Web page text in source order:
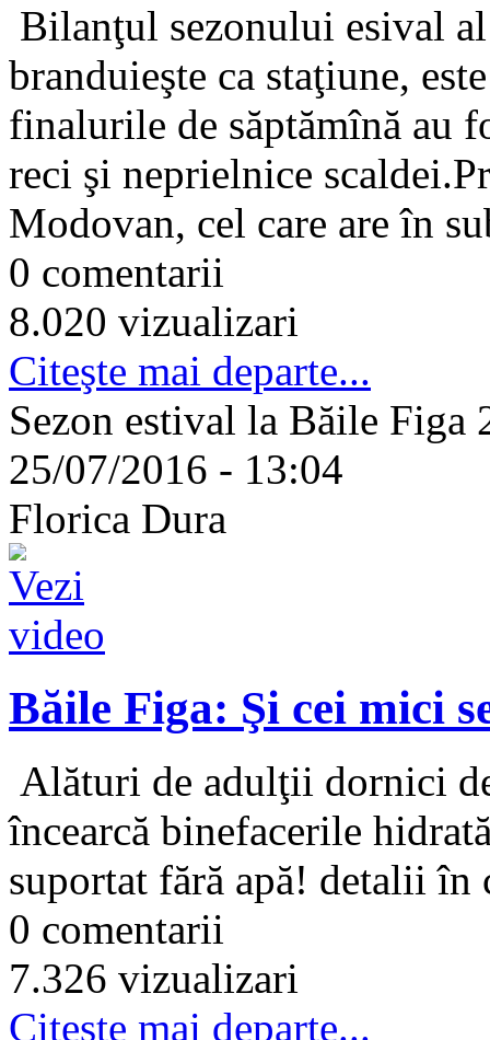
Bilanţul sezonului esival
branduieşte ca staţiune,
finalurile de săptămînă au
reci şi neprielnice
Modovan, cel care are în
0 comentarii
8.020 vizualizari
Citeşte mai departe...
Sezon estival la Băile Figa
25/07/2016 - 13:04
Florica Dura
Băile Figa: Şi cei mici
Alături de adulţii dornici
încearcă binefacerile
suportat fără apă! detalii în
0 comentarii
7.326 vizualizari
Citeşte mai departe...